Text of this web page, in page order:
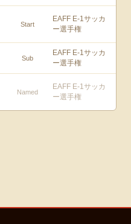
Start
EAFF E-1サッカ
ー選手権
Sub
EAFF E-1サッカ
ー選手権
Named
EAFF E-1サッカ
ー選手権